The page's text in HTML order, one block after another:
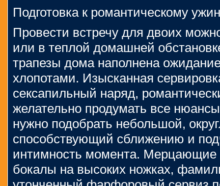
Подготовка к романтическому
Провести встречу для двоих
или в теплой домашней
трапезы дома наполнена
хлопотами. Изысканная
сексапильный наряд,
желательно продумать все
нужно подобрать небольшой,
способствующий сближению и
интимность момента. Мерцающие
бокалы на высоких ножках,